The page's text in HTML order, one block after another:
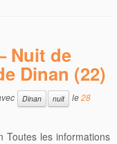
Nuit de
Dinan (22)
Dinan nuit le28
Toutes les informations